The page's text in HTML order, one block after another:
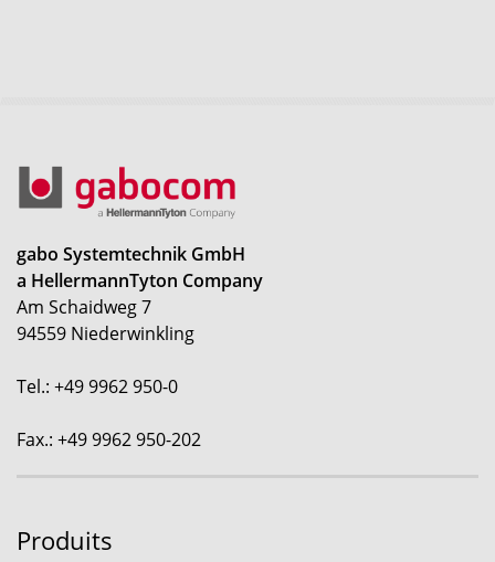
gabo Systemtechnik GmbH
a HellermannTyton Company
Am Schaidweg 7
94559 Niederwinkling
Tel.: +49 9962 950-0
Fax.: +49 9962 950-202
Produits